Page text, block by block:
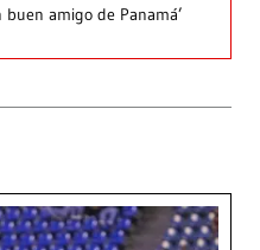
amigo de Panamá’